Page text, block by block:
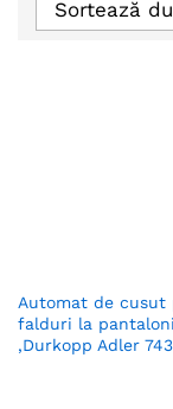
Sortează
Automat de cusut
falduri la
,Durkopp Adler 743